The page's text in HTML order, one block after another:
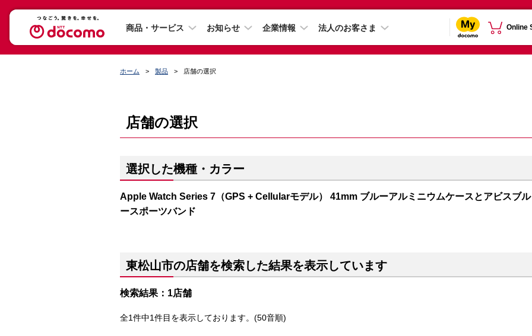
商品・サービス お知らせ 企業情報 法人のお客さま Online
ホーム 製品 店舗の選択
店舗の選択
選択した機種・カラー
Apple Watch Series 7（GPS + Cellularモデル） 41mm ブルーアルミニウムケースとアビスブル
ースポーツバンド
東松山市の店舗を検索した結果を表示しています
検索結果：1店舗
全1件中1件目を表示しております。(50音順)